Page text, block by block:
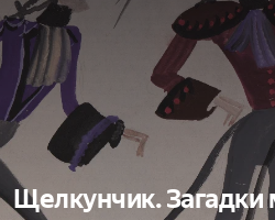
Щелкунчик.